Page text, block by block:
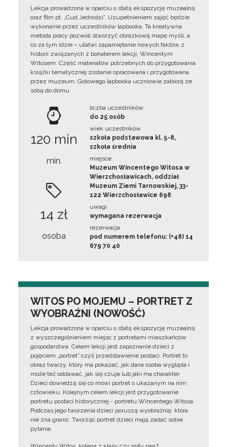
Lekcja prowadzona w oparciu o stałą ekspozycję muzealną
oraz film pt. „Cud Jedności”. Uzupełnieniem zajęć będzie
wykonanie przez uczestników lapbooka. Ta kreatywna
metoda pracy pozwoli stworzyć obrazkową mapę myśli, a
co za tym idzie – ułatwi zapamiętanie nowych faktów z
historii związanych z bohaterem lekcji, Wincentym
Witosem. Część materiałów potrzebnych do przygotowania
książki tematycznej zostanie opracowana i przygotowana
przez muzeum. Gotowego lapbooka uczniowie zabiorą ze
sobą do domu.
120 min
min.
14 zł
osoba
liczba uczestników
do 25 osób
wiek uczestników
szkoła podstawowa kl. 5-8,
szkoła średnia
miejsce
Muzeum Wincentego Witosa w
Wierzchosławicach, oddział
Muzeum Ziemi Tarnowskiej, 33-
122 Wierzchosławice 698
uwagi
wymagana rezerwacja
rezerwacja
pod numerem telefonu: (+48) 14
679 70 40
WITOS PO MOJEMU – PORTRET Z
WYOBRAŹNI (NOWOŚĆ)
Lekcja prowadzona w oparciu o stałą ekspozycję muzealną
z wyszczególnieniem miejsc z portretami mieszkańców
gospodarstwa. Celem lekcji jest zapoznanie dzieci z
pojęciem „portret” czyli przedstawienie postaci. Portret to
obraz twarzy, który ma pokazać, jak dana osoba wygląda i
może też oddawać, jak się czuje lub jaki ma charakter.
Dzieci dowiedzą się co mówi portret o ukazanym na nim
człowieku. Kolejnym celem lekcji jest przygotowanie
portretu postaci historycznej - portretu Wincentego Witosa.
Podczas jego tworzenia dzieci poruszą wyobraźnię, która
nie zna granic. Tworząc portret dzieci mają zadać sobie
pytania: